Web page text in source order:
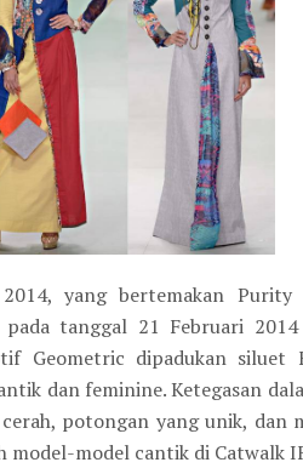
yang bertemakan Purity
tanggal 21 Februari
Geometric dipadukan
dan feminine. Ketegasan
potongan yang unik, dan
model-model cantik di Catwalk